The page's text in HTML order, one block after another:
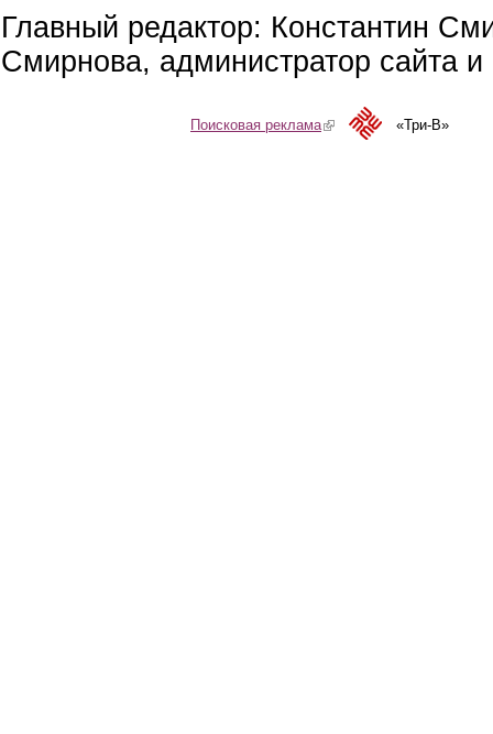
Главный редактор: Константин
Смирнова, администратор сайта
Поисковая реклама(link is external)«Три-В»